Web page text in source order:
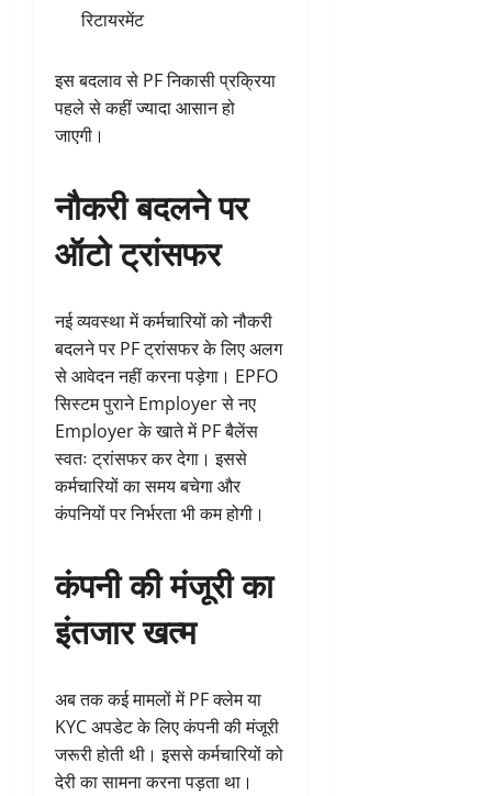
रिटायरमेंट
इस बदलाव से PF निकासी प्रक्रिया
पहले से कहीं ज्यादा आसान हो
जाएगी।
नौकरी बदलने पर
ऑटो ट्रांसफर
नई व्यवस्था में कर्मचारियों को नौकरी
बदलने पर PF ट्रांसफर के लिए अलग
से आवेदन नहीं करना पड़ेगा। EPFO
सिस्टम पुराने Employer से नए
Employer के खाते में PF बैलेंस
स्वतः ट्रांसफर कर देगा। इससे
कर्मचारियों का समय बचेगा और
कंपनियों पर निर्भरता भी कम होगी।
कंपनी की मंजूरी का
इंतजार खत्म
अब तक कई मामलों में PF क्लेम या
KYC अपडेट के लिए कंपनी की मंजूरी
जरूरी होती थी। इससे कर्मचारियों को
देरी का सामना करना पड़ता था।